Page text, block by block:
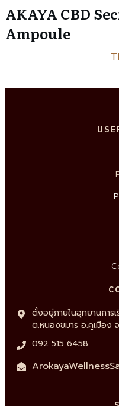
AKAYA CBD
Ampoule
ตั้งอยู่ภายในอุทยานการ
ต.หนองขมาร อ.คูเมือง
092 515 6458